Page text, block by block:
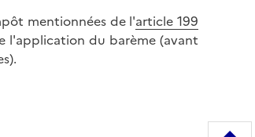
mentionnées de l'article 199
du barème (avant